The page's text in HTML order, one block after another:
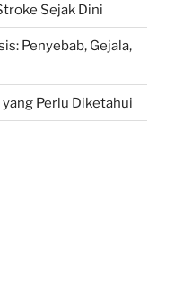
Sejak Dini
Penyebab, Gejala,
Perlu Diketahui